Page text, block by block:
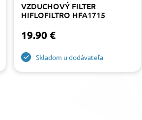
VZDUCHOVÝ FILTER
HIFLOFILTRO HFA1715
19.90 €
Skladom u dodávateľa